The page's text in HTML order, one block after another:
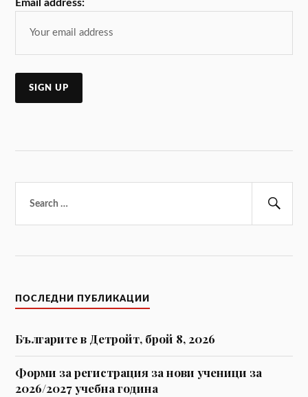
Email address:
ПОСЛЕДНИ ПУБЛИКАЦИИ
Българите в Детройт, брой 8, 2026
Форми за регистрaция за нови ученици за
2026/2027 учебна година